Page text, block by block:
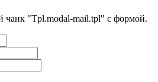
чанк "Tpl.modal-mail.tpl" с формой.